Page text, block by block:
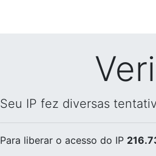
Seu IP fez diversas
Para liberar o acesso do IP